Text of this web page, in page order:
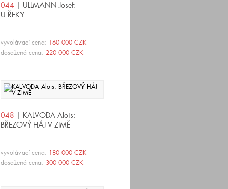
044 | ULLMANN Josef:
U ŘEKY
vyvolávací cena: 160 000 CZK
dosažená cena: 220 000 CZK
048 | KALVODA Alois:
BŘEZOVÝ HÁJ V ZIMĚ
vyvolávací cena: 180 000 CZK
dosažená cena: 300 000 CZK